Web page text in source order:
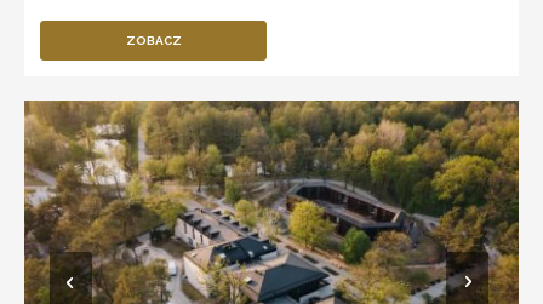
ZOBACZ